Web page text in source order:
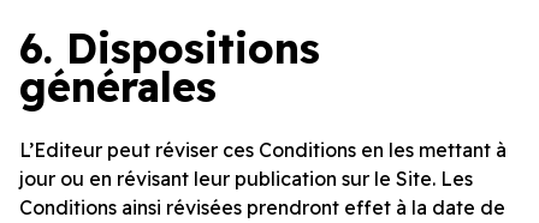
6. Dispositions
générales
L’Editeur peut réviser ces Conditions en les mettant à
jour ou en révisant leur publication sur le Site. Les
Conditions ainsi révisées prendront effet à la date de